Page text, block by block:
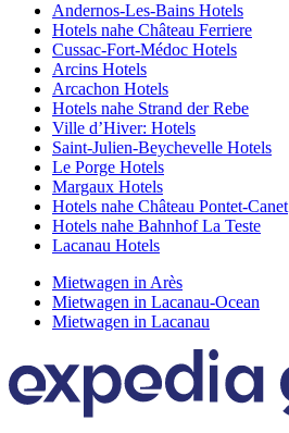
Andernos-Les-Bains Hotels
Hotels nahe Château Ferriere
Cussac-Fort-Médoc Hotels
Arcins Hotels
Arcachon Hotels
Hotels nahe Strand der Rebe
Ville d’Hiver: Hotels
Saint-Julien-Beychevelle Hotels
Le Porge Hotels
Margaux Hotels
Hotels nahe Château Pontet-Canet
Hotels nahe Bahnhof La Teste
Lacanau Hotels
Mietwagen in Arès
Mietwagen in Lacanau-Ocean
Mietwagen in Lacanau